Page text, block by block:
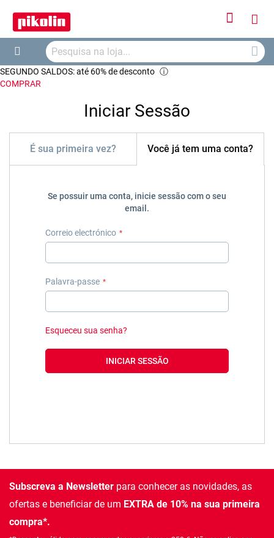
Iniciar
Meu
Search
SEGUNDO SALDOS: até 60% de desconto ⓘ
COMPRAR
Iniciar Sessão
É sua primeira vez? Você já tem uma conta?
Se possuir uma conta, inicie sessão com o seu
email.
Correio electrónico
Palavra-passe
Esqueceu sua senha?
INICIAR SESSÃO
Subscreva a Newsletter para conhecer as novidades, as
ofertas e beneficiar de um EXTRA de 10% na sua primeira
compra*.